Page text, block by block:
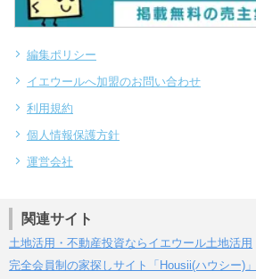
編集ポリシー
イエウールへ加盟のお問い合わせ
利用規約
個人情報保護方針
運営会社
関連サイト
土地活用・不動産投資ならイエウール土地活用
完全会員制の家探しサイト「Housii(ハウシー)」